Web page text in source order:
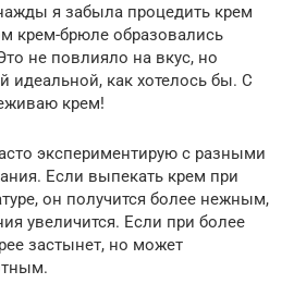
я забыла процедить крем
крем-брюле образовались
не повлияло на вкус, но
идеальной, как хотелось бы. С
крем!
экспериментирую с разными
Если выпекать крем при
он получится более нежным,
увеличится. Если при более
застынет, но может